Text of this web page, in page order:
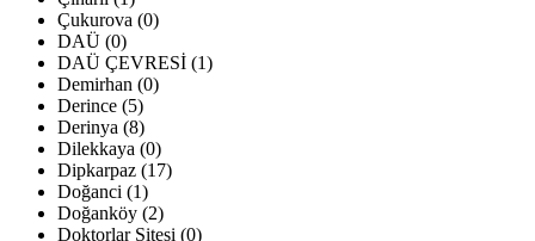
Çukurova (0)
DAÜ (0)
DAÜ ÇEVRESİ (1)
Demirhan (0)
Derince (5)
Derinya (8)
Dilekkaya (0)
Dipkarpaz (17)
Doğanci (1)
Doğanköy (2)
Doktorlar Sitesi (0)